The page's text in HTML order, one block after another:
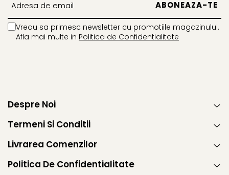
Vreau sa primesc newsletter cu promotiile magazinului.
Afla mai multe in Politica de Confidentialitate
Despre Noi
Termeni Si Conditii
Livrarea Comenzilor
Politica De Confidentialitate